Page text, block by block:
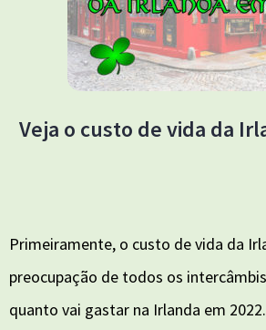
Veja o custo de vida da
Primeiramente, o custo de vida da
preocupação de todos os
quanto vai gastar na Irlanda em